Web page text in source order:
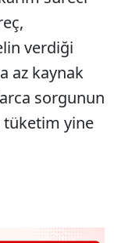
verdiği
az kaynak
sorgunun
tüketim yine